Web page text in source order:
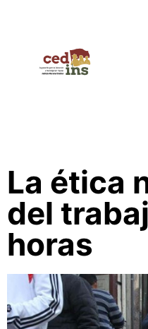
La ética
del
horas